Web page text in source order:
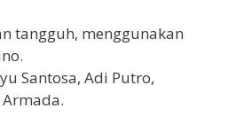
tangguh, menggunakan
Santosa, Adi Putro,
Armada.